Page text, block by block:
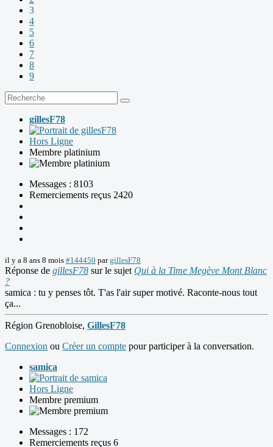
3
4
5
6
7
8
9
gillesF78
Hors Ligne
Membre platinium
Messages : 8103
Remerciements reçus 2420
il y a 8 ans 8 mois #144450 pargillesF78
Réponse de gillesF78 sur le sujet Qui à la Time Megève Mont Blanc
?
samica : tu y penses tôt. T'as l'air super motivé. Raconte-nous tout
ça...
Région Grenobloise, GillesF78
Connexion ou Créer un compte pour participer à la conversation.
samica
Hors Ligne
Membre premium
Messages : 172
Remerciements reçus 6